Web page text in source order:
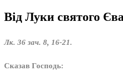
Від Луки святого
Лк. 36 зач. 8, 16-21.
Сказав Господь: